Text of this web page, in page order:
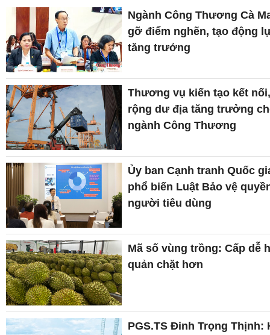
Ngành Công Thương Cà
gỡ điểm nghẽn, tạo động
tăng trưởng
Thương vụ kiến tạo kết
rộng dư địa tăng trưởng
ngành Công Thương
Ủy ban Cạnh tranh Quốc
phổ biến Luật Bảo vệ
người tiêu dùng
Mã số vùng trồng: Cấp dễ
quản chặt hơn
PGS.TS Đinh Trọng Thịnh: